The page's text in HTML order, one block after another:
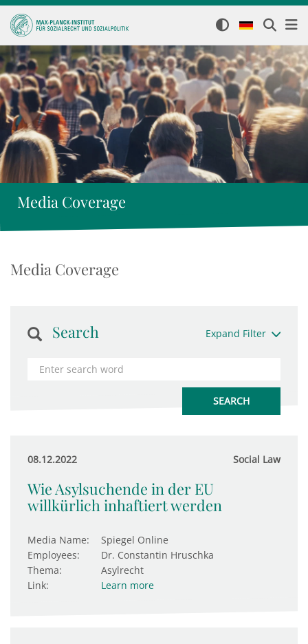
Media Coverage
Media Coverage
Search Expand Filter
08.12.2022 Social Law
Wie Asylsuchende in der EU
willkürlich inhaftiert werden
Media Name:
Spiegel Online
Employees:
Dr. Constantin Hruschka
Thema:
Asylrecht
Link:
Learn more